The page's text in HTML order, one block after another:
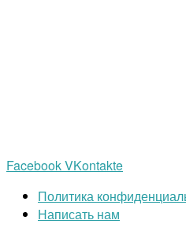
FacebookVKontakte
Политика
Написать нам